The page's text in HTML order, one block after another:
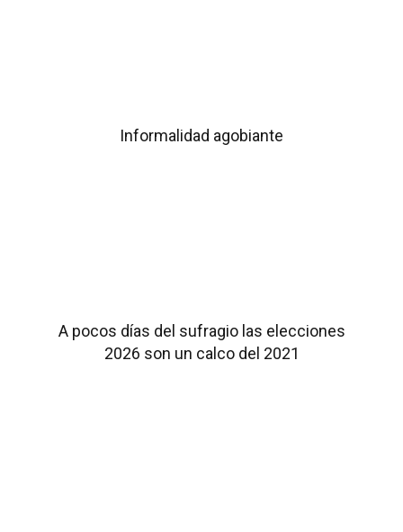
Informalidad agobiante
A pocos días del sufragio las elecciones
2026 son un calco del 2021